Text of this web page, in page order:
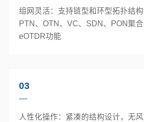
组网灵活：支持链型和环型拓扑结
PTN、OTN、VC、SDN、PON聚合
eOTDR功能
03
人性化操作：紧凑的结构设计，无